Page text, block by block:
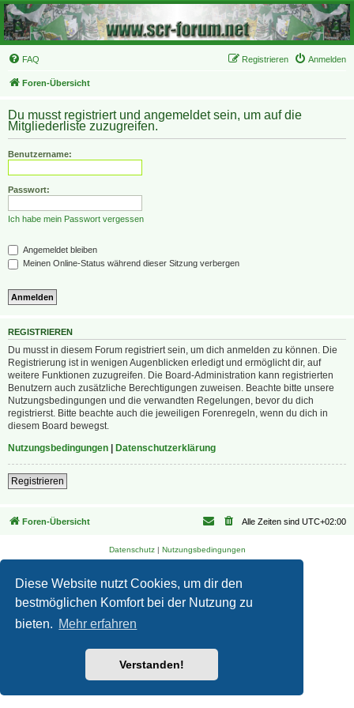
Diese Website nutzt Cookies, um dir den
bestmöglichen Komfort bei der Nutzung zu
bieten. Mehr erfahren
Verstanden!
FAQ Anmelden
Registrieren
Foren-Übersicht
Du musst registriert und angemeldet sein, um auf die
Mitgliederliste zuzugreifen.
Benutzername:
Passwort:
Ich habe mein Passwort vergessen
Angemeldet bleiben
Meinen Online-Status während dieser Sitzung verbergen
REGISTRIEREN
Du musst in diesem Forum registriert sein, um dich anmelden zu können. Die
Registrierung ist in wenigen Augenblicken erledigt und ermöglicht dir, auf
weitere Funktionen zuzugreifen. Die Board-Administration kann registrierten
Benutzern auch zusätzliche Berechtigungen zuweisen. Beachte bitte unsere
Nutzungsbedingungen und die verwandten Regelungen, bevor du dich
registrierst. Bitte beachte auch die jeweiligen Forenregeln, wenn du dich in
diesem Board bewegst.
Nutzungsbedingungen
Datenschutzerklärung
Registrieren
Foren-Übersicht Alle Zeiten sind UTC+02:00
Datenschutz| Nutzungsbedingungen